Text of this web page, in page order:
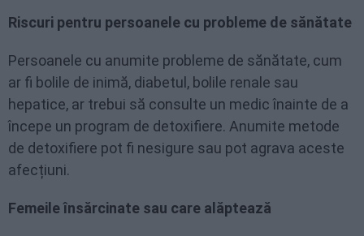
Riscuri pentru persoanele cu probleme de sănătate
Persoanele cu anumite probleme de sănătate, cum
ar fi bolile de inimă, diabetul, bolile renale sau
hepatice, ar trebui să consulte un medic înainte de a
începe un program de detoxifiere. Anumite metode
de detoxifiere pot fi nesigure sau pot agrava aceste
afecțiuni.
Femeile însărcinate sau care alăptează